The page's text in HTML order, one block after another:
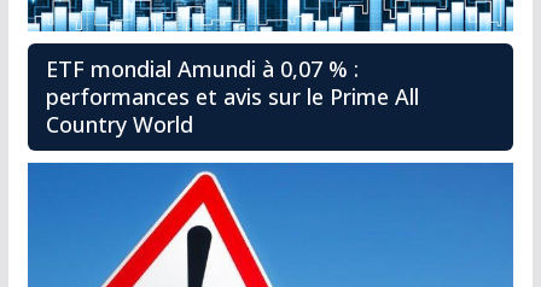
ETF mondial Amundi à 0,07 % :
performances et avis sur le Prime All
Country World